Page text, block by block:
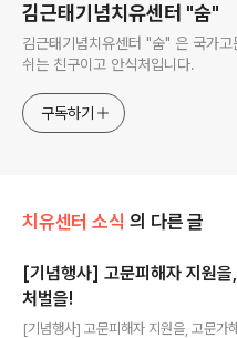
김근태기념치유센터 "숨"
김근태기념치유센터 "숨" 은 국가고
쉬는 친구이고 안식처입니다.
구독하기
치유센터 소식 의 다른 글
[기념행사] 고문피해자 지원을
처벌을!
[기념행사] 고문피해자 지원을, 고문가